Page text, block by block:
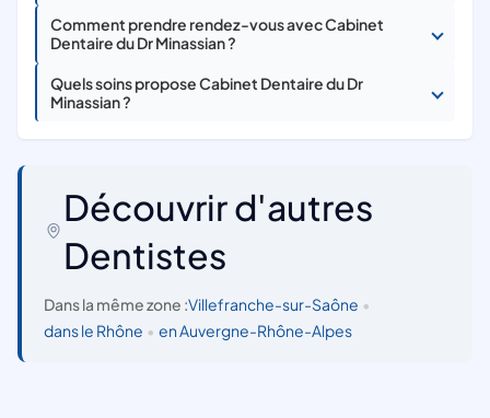
Comment prendre rendez-vous avec Cabinet
Dentaire du Dr Minassian ?
Quels soins propose Cabinet Dentaire du Dr
Minassian ?
Découvrir d'autres
Dentistes
Dans la même zone :Villefranche-sur-Saône •
dans le Rhône • en Auvergne-Rhône-Alpes